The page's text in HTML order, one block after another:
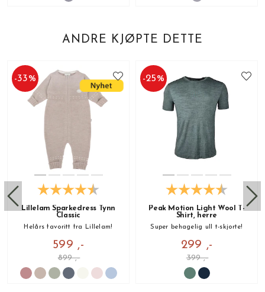
ANDRE KJØPTE DETTE
-33%
Lillelam Sparkedress Tynn
Classic
Helårs favoritt fra Lillelam!
599 ,-
899 ,-
-25%
Peak Motion Light Wool T-
Shirt, herre
Super behagelig ull t-skjorte!
299 ,-
399 ,-